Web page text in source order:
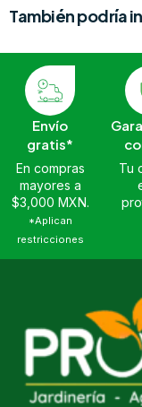
También podría
Envío
gratis*
En compras
mayores a
$3,000 MXN.
*Aplican
restricciones
Tu